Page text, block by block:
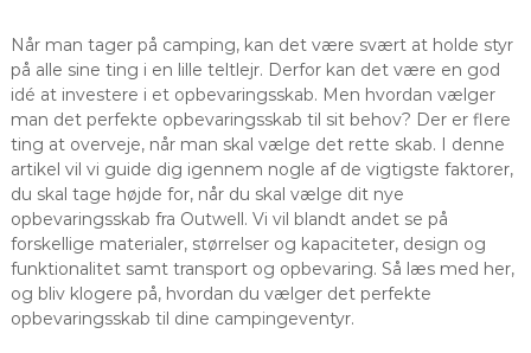
Når man tager på camping, kan det være svært at holde styr
på alle sine ting i en lille teltlejr. Derfor kan det være en god
idé at investere i et opbevaringsskab. Men hvordan vælger
man det perfekte opbevaringsskab til sit behov? Der er flere
ting at overveje, når man skal vælge det rette skab. I denne
artikel vil vi guide dig igennem nogle af de vigtigste faktorer,
du skal tage højde for, når du skal vælge dit nye
opbevaringsskab fra Outwell. Vi vil blandt andet se på
forskellige materialer, størrelser og kapaciteter, design og
funktionalitet samt transport og opbevaring. Så læs med her,
og bliv klogere på, hvordan du vælger det perfekte
opbevaringsskab til dine campingeventyr.